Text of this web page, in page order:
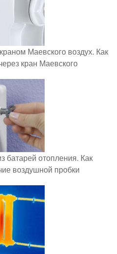
Маевского воздух. Как
кран Маевского
батарей отопления. Как
воздушной пробки